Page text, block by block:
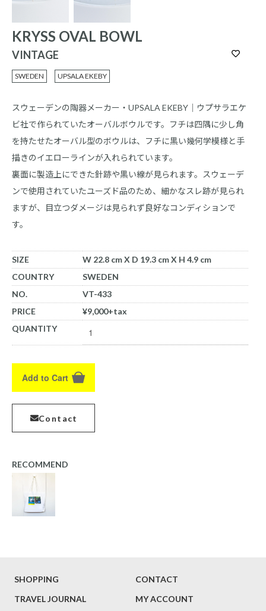
KRYSS OVAL BOWL
VINTAGE
SWEDEN UPSALA EKEBY
スウェーデンの陶器メーカー・UPSALA EKEBY｜ウプサラエケ
ビ社で作られていたオーバルボウルです。フチは四隅に少し角
を持たせたオーバル型のボウルは、フチに黒い幾何学模様と手
描きのイエローラインが入れられています。
裏面に製造上にできた針跡や黒い線が見られます。スウェーデ
ンで使用されていたユーズド品のため、細かなスレ跡が見られ
ますが、目立つダメージは見られず良好なコンディションで
す。
SIZE
W 22.8 cm X D 19.3 cm X H 4.9 cm
COUNTRY
SWEDEN
NO.
VT-433
PRICE
¥9,000+tax
QUANTITY
Add to Cart
Contact
RECOMMEND
SHOPPING
TRAVEL JOURNAL
CONTACT
MY ACCOUNT